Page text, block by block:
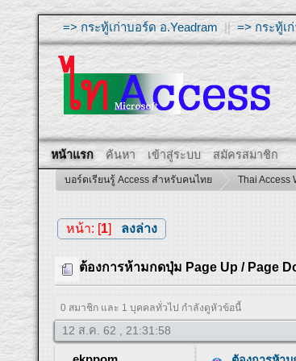
=> กระทู้เก่าบอร์ด อ.Yeadram ||=> กระทู้เ
หน้าแรก ค้นหา เข้าสู่ระบบ สมัครสมาชิก
บอร์ดเรียนรู้ Access สำหรับคนไทย Thai Access
หน้า: [1] ลงล่าง
ต้องการห้ามกดปุ่ม Page Up / Page
0 สมาชิก และ 1 บุคคลทั่วไป กำลังดูหัวข้อนี้
12 ส.ค. 62 , 21:31:58